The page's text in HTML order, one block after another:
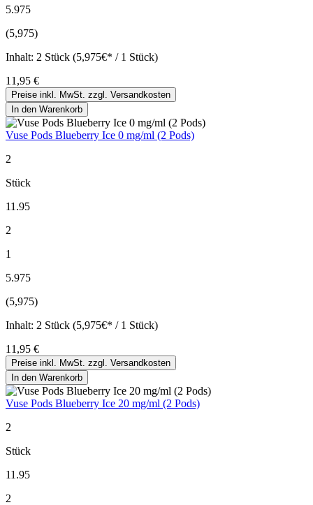
5.975
(5,975)
Inhalt: 2 Stück (5,975€* / 1 Stück)
11,95 €
Preise inkl. MwSt. zzgl. Versandkosten
In den Warenkorb
Vuse Pods Blueberry Ice 0 mg/ml (2 Pods)
2
Stück
11.95
2
1
5.975
(5,975)
Inhalt: 2 Stück (5,975€* / 1 Stück)
11,95 €
Preise inkl. MwSt. zzgl. Versandkosten
In den Warenkorb
Vuse Pods Blueberry Ice 20 mg/ml (2 Pods)
2
Stück
11.95
2